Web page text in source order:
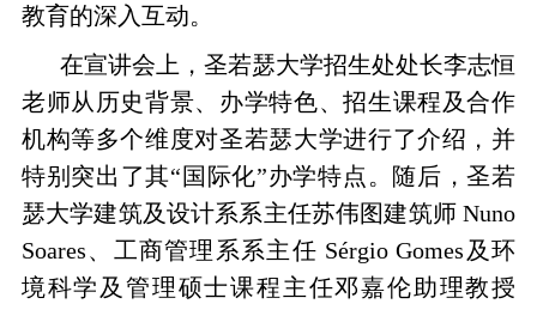
教育的深入互动。
在宣讲会上，圣若瑟大学招生处处长李志恒
老师从历史背景、办学特色、招生课程及合作
机构等多个维度对圣若瑟大学进行了介绍，并
特别突出了其“国际化”办学特点。随后，圣若
瑟大学建筑及设计系系主任苏伟图建筑师 Nuno
Soares、工商管理系系主任 Sérgio Gomes及环
境科学及管理硕士课程主任邓嘉伦助理教授